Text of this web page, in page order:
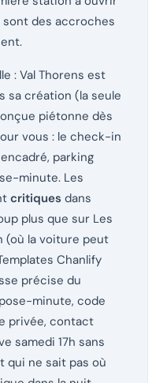
sont des accroches
: Val Thorens est
sa création (la seule
piétonne dès
vous : le check-in
parking
minute. Les
critiques dans
plus que sur Les
(où la voiture peut
Chanlify
précise du
minute, code
privée, contact
samedi 17h sans
qui ne sait pas où